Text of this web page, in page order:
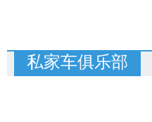
私家车俱乐部